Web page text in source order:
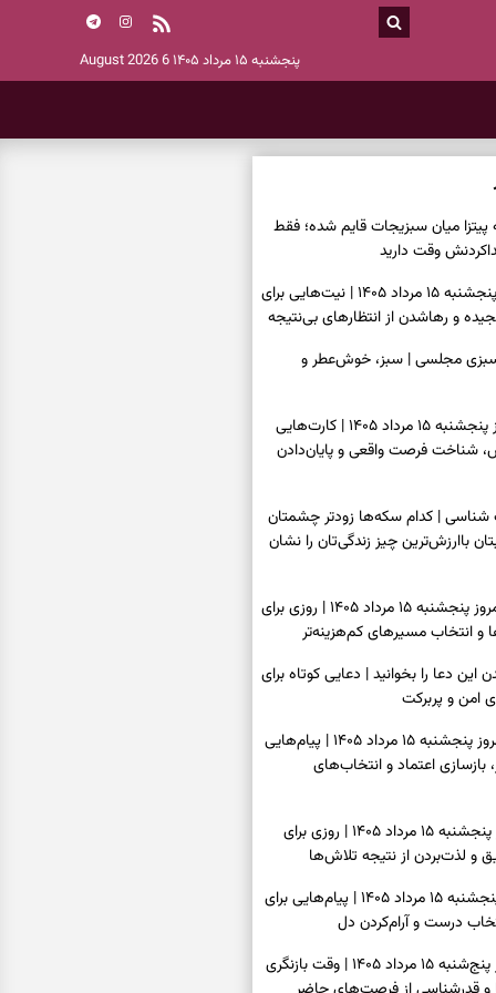
پنجشنبه ۱۵ مرداد ۱۴۰۵ 6 August 2026
پیتزا میان سبزیجات قایم شده؛ فقط
فال ابجد امروز پنجشنبه ۱۵ مرداد ۱۴۰۵ | نیت‌هایی برای
و رهاشدن از انتظارهای بی‌نتیجه
سبزی مجلسی | سبز، خوش‌عطر و
فال تاروت امروز پنجشنبه ۱۵ مرداد ۱۴۰۵ | کارت‌هایی
شناخت فرصت واقعی و پایان‌دادن
| کدام سکه‌ها زودتر چشمتان
باارزش‌ترین چیز زندگی‌تان را نشان
فال سرنوشت امروز پنجشنبه ۱۵ مرداد ۱۴۰۵ | روزی برای
و انتخاب مسیرهای کم‌هزینه‌تر
این دعا را بخوانید | دعایی کوتاه برای
امن و پربرکت
فال فرشتگان امروز پنجشنبه ۱۵ مرداد ۱۴۰۵ | پیام‌هایی
بازسازی اعتماد و انتخاب‌های
فال روزانه امروز پنجشنبه ۱۵ مرداد ۱۴۰۵ | روزی برای
و لذت‌بردن از نتیجه تلاش‌ها
فال انبیا امروز پنجشنبه ۱۵ مرداد ۱۴۰۵ | پیام‌هایی برای
درست و آرام‌کردن دل
فال حافظ امروز پنج‌شنبه ۱۵ مرداد ۱۴۰۵ | وقت بازنگری